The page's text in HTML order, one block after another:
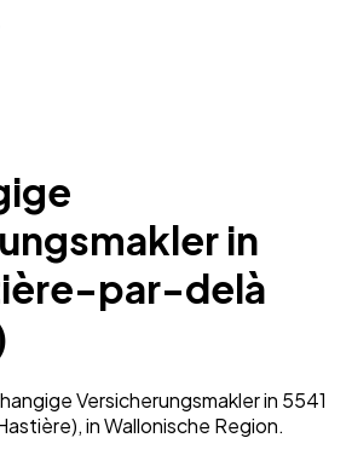
in
par-delà
Versicherungsmakler in 5541
in Wallonische Region.